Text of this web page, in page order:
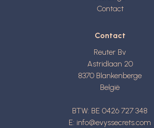
Contact
Contact
Reuter Bv
Astridlaan 20
8370 Blankenberge
België
BTW: BE 0426 727 348
E: info@evyssecrets.com